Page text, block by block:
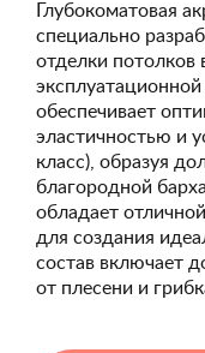
Глубокоматовая
специально
отделки потолков
обеспечивает
эластичностью и
класс), образуя
благородной
обладает
для создания
состав включает
от плесени и